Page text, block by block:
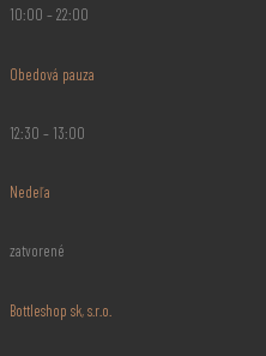
10:00 – 22:00
Obedová pauza
12:30 – 13:00
Nedeľa
zatvorené
Bottleshop sk, s.r.o.